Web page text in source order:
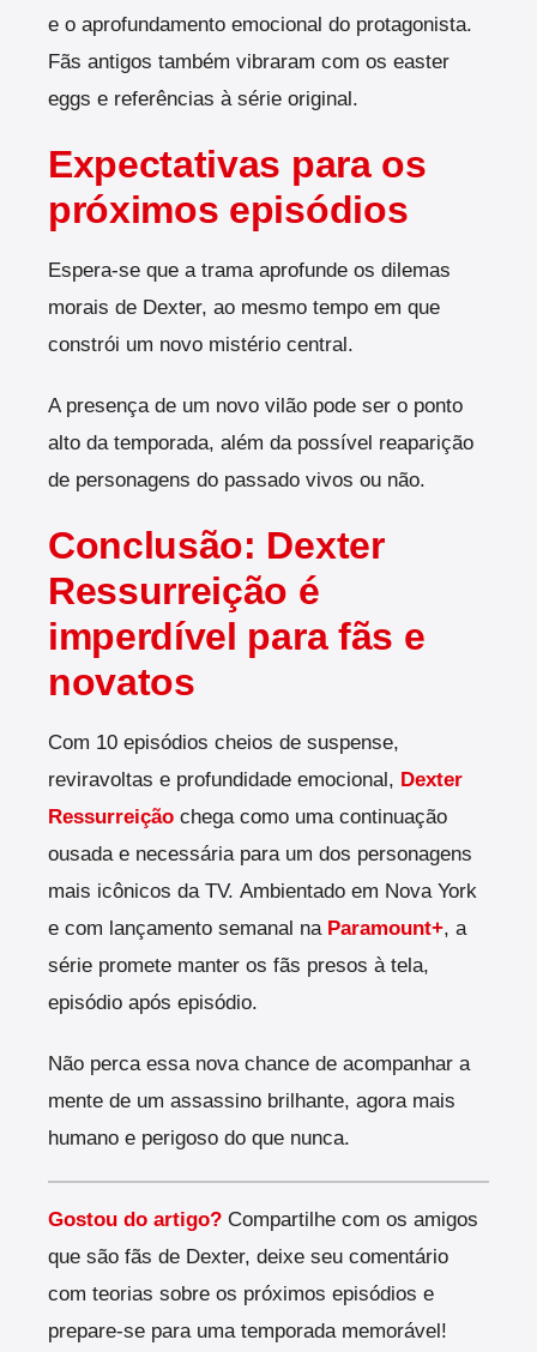
e o aprofundamento emocional do protagonista.
Fãs antigos também vibraram com os easter
eggs e referências à série original.
Expectativas para os
próximos episódios
Espera-se que a trama aprofunde os dilemas
morais de Dexter, ao mesmo tempo em que
constrói um novo mistério central.
A presença de um novo vilão pode ser o ponto
alto da temporada, além da possível reaparição
de personagens do passado vivos ou não.
Conclusão: Dexter
Ressurreição é
imperdível para fãs e
novatos
Com 10 episódios cheios de suspense,
reviravoltas e profundidade emocional, Dexter
Ressurreição chega como uma continuação
ousada e necessária para um dos personagens
mais icônicos da TV. Ambientado em Nova York
e com lançamento semanal na Paramount+, a
série promete manter os fãs presos à tela,
episódio após episódio.
Não perca essa nova chance de acompanhar a
mente de um assassino brilhante, agora mais
humano e perigoso do que nunca.
Gostou do artigo? Compartilhe com os amigos
que são fãs de Dexter, deixe seu comentário
com teorias sobre os próximos episódios e
prepare-se para uma temporada memorável!